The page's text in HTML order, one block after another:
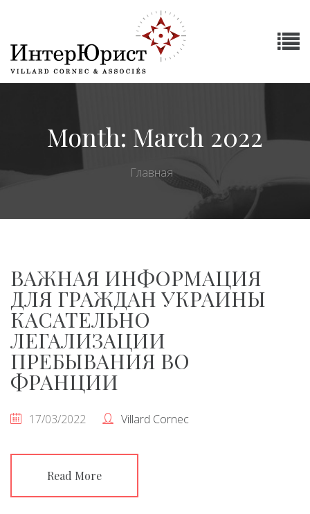
Month: March 2022
Главная
ВАЖНАЯ ИНФОРМАЦИЯ
ДЛЯ ГРАЖДАН УКРАИНЫ
КАСАТЕЛЬНО
ЛЕГАЛИЗАЦИИ
ПРЕБЫВАНИЯ ВО
ФРАНЦИИ
17/03/2022 Villard Cornec
Read More